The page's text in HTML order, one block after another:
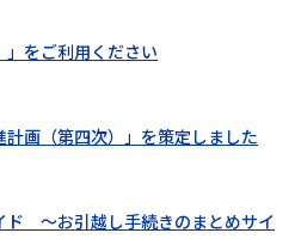
」をご利用ください
計画（第四次）」を策定しました
ド ～お引越し手続きのまとめサイ